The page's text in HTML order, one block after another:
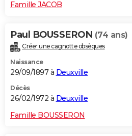
Famille JACOB
Paul BOUSSERON (74 ans)
Créer une cagnotte obsèques
Naissance
29/09/1897 à Deuxville
Décès
26/02/1972 à Deuxville
Famille BOUSSERON